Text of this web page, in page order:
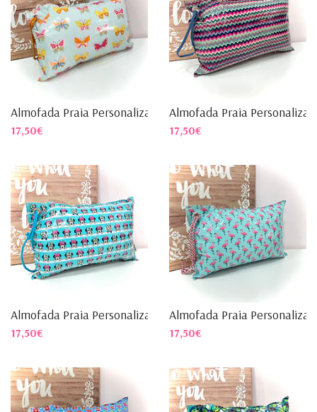
Almofada Praia Personalizad...
17,50€
Almofada Praia
17,50€
Almofada Praia Personalizad...
17,50€
Almofada Praia
17,50€